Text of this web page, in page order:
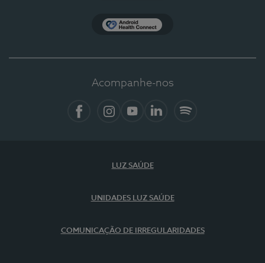
Acompanhe-nos
LUZ SAÚDE
UNIDADES LUZ SAÚDE
COMUNICAÇÃO DE IRREGULARIDADES